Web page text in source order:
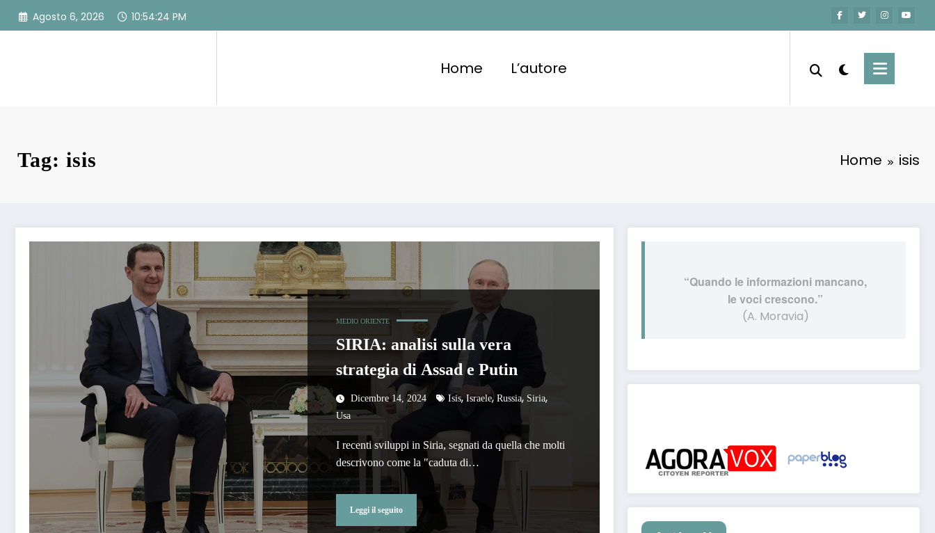
Agosto 6, 2026 10:54:25 PM
Home L’autore
Tag: isis Home isis
MEDIO ORIENTE
SIRIA: analisi sulla vera
strategia di Assad e Putin
Dicembre 14, 2024 Isis,Israele, Russia, Siria,
Usa
I recenti sviluppi in Siria, segnati da quella che molti
descrivono come la "caduta di…
Leggi il seguito
“Quando le informazioni mancano,
le voci crescono.”
(A. Moravia)